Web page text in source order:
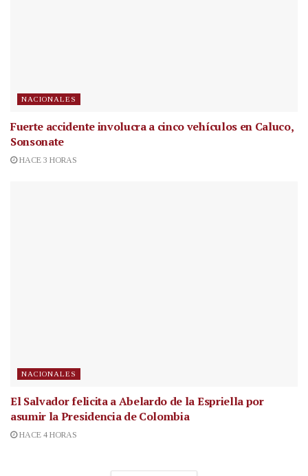
NACIONALES
Fuerte accidente involucra a cinco vehículos en Caluco,
Sonsonate
HACE 3 HORAS
NACIONALES
El Salvador felicita a Abelardo de la Espriella por
asumir la Presidencia de Colombia
HACE 4 HORAS